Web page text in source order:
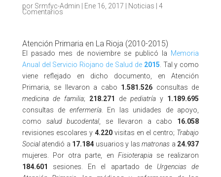
por Srmfyc-Admin Ene 16, 2017 Noticias 4
Comentarios
Atención Primaria en La Rioja (2010-2015)
El pasado mes de noviembre se publicó la Memoria
Anual del Servicio Riojano de Salud de 2015 . Tal y como
viene reflejado en dicho documento, en Atención
Primaria, se llevaron a cabo 1.581.526 consultas de
medicina de familia; 218.271 depediatría y 1.189.695
consultas de enfermería. En las unidades de apoyo,
como salud bucodental , se llevaron a cabo 16.058
revisiones escolares y 4.220visitas en el centro; Trabajo
Socialatendió a 17.184 usuarios y lasmatronas a 24.937
mujeres. Por otra parte, en Fisioterapiase realizaron
184.601
sesiones. En el apartado de Urgencias de